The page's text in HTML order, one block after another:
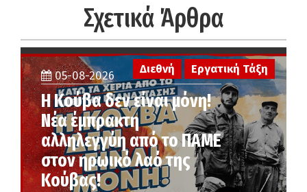
Σχετικά Άρθρα
Διεθνή Εργατική Τάξη
05-08-2026
Η Κούβα δεν είναι μόνη!
Νέα έμπρακτη
αλληλεγγύη από το ΠΑΜΕ
στον ηρωικό λαό της
Κούβας!